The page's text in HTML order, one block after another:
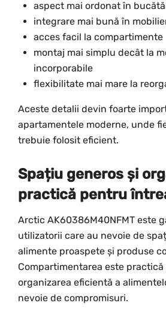
aspect mai ordonat în
integrare mai bună în
acces facil la compartimente
montaj mai simplu decât la
incorporabile
flexibilitate mai mare la
Aceste detalii devin foarte
apartamentele moderne, unde
trebuie folosit eficient.
Spațiu generos și
practică pentru
Arctic AK60386M40NFMT este
utilizatorii care au nevoie de
alimente proaspete și produse
Compartimentarea este
organizarea eficientă a
nevoie de compromisuri.